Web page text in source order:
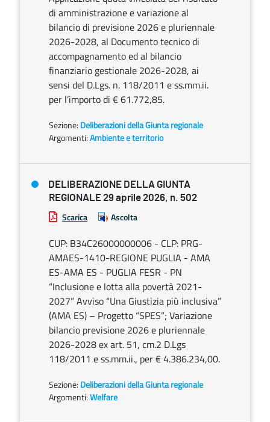
di amministrazione e variazione al
bilancio di previsione 2026 e pluriennale
2026-2028, al Documento tecnico di
accompagnamento ed al bilancio
finanziario gestionale 2026-2028, ai
sensi del D.Lgs. n. 118/2011 e ss.mm.ii.
per l’importo di € 61.772,85.
Sezione: Deliberazioni della Giunta regionale
Argomenti:Ambiente e territorio
DELIBERAZIONE DELLA GIUNTA
REGIONALE 29 aprile 2026, n. 502
Scarica Ascolta
CUP: B34C26000000006 - CLP: PRG-
AMAES-1410-REGIONE PUGLIA - AMA
ES-AMA ES - PUGLIA FESR - PN
“Inclusione e lotta alla povertà 2021-
2027” Avviso “Una Giustizia più inclusiva”
(AMA ES) – Progetto “SPES”; Variazione
bilancio previsione 2026 e pluriennale
2026-2028 ex art. 51, cm.2 D.Lgs
118/2011 e ss.mm.ii., per € 4.386.234,00.
Sezione: Deliberazioni della Giunta regionale
Argomenti:Welfare